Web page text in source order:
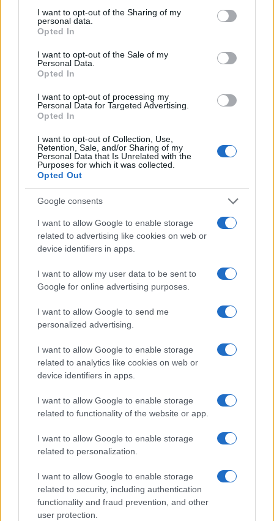
not limited to your visit or usage behaviour. You may click to
grant or deny consent to Google and its third-party tags to
use your data for below specified purposes in below Google
consent section.
I want to opt-out of the Sharing of my
personal data.
Opted In
I want to opt-out of the Sale of my
Personal Data.
Opted In
I want to opt-out of processing my
Personal Data for Targeted Advertising.
Opted In
I want to opt-out of Collection, Use,
Retention, Sale, and/or Sharing of my
Personal Data that Is Unrelated with the
Purposes for which it was collected.
Opted Out
Google consents
I want to allow Google to enable storage
related to advertising like cookies on web or
device identifiers in apps.
I want to allow my user data to be sent to
Google for online advertising purposes.
I want to allow Google to send me
personalized advertising.
I want to allow Google to enable storage
related to analytics like cookies on web or
device identifiers in apps.
I want to allow Google to enable storage
related to functionality of the website or app.
I want to allow Google to enable storage
related to personalization.
I want to allow Google to enable storage
related to security, including authentication
functionality and fraud prevention, and other
user protection.
δευτερα 8-6-2026
– οικονομια
Ως ώρα έναρξης εξέτασης ορίζεται η
Λυκείων. Οι υποψήφιοι πρέπει να προσέρχονται στις
αίθουσες εξέτασης μέχρι τις08:00π.μ. Η διάρκεια
εξέτασης κάθε μαθήματος είναι τρεις
Η εξεταστέα ύλη και τα θέματα των εξετάσεων είναι
κοινά για όλους τους υποψηφίους ημερησίων και
εσπερινών ΓΕΛ.
Β. ΠΡΟΓΡΑΜΜΑ ΠΑΝΕΛΛΑΔΙΚΩΝ ΕΞΕΤΑΣΕΩΝ ΕΤΟΥΣ
ΗΜΕΡΑ ΗΜΕΡ/ΝΙΑ ΕΞΕΤΑΖΟΜΕΝΑ ΜΑΘΗΜΑΤΑ
– ΝΕΑ ΕΛΛΗΝΙΚΑ
2-6-2026 – ΜΑΘΗΜΑΤΙΚΑ (Άλγεβρα)
– ΑΡΧΕΣ ΟΙΚΟΝΟΜΙΚΗΣ ΘΕΩΡΙΑΣ (ΑΟΘ)
– ΔΙΚΤΥΑ ΥΠΟΛΟΓΙΣΤΩΝ